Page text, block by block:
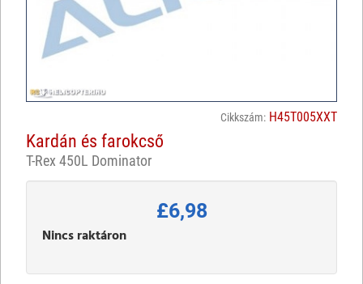
Cikkszám: H45T005XXT
Kardán és farokcső
T-Rex 450L Dominator
£6,98
Nincs raktáron